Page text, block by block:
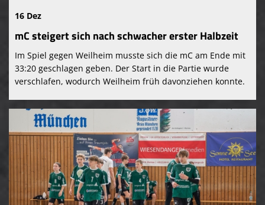
16 Dez
mC steigert sich nach schwacher erster Halbzeit
Im Spiel gegen Weilheim musste sich die mC am Ende mit
33:20 geschlagen geben. Der Start in die Partie wurde
verschlafen, wodurch Weilheim früh davonziehen konnte.